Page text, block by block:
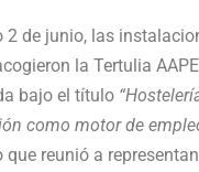
2 de junio, las
la Tertulia
bajo el título
como motor de
que reunió a